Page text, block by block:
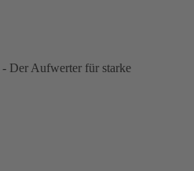
Der Aufwerter für starke